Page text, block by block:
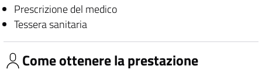
Prescrizione del medico
Tessera sanitaria
Come ottenere la prestazione